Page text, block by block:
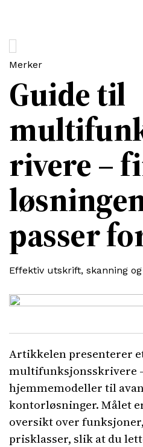
Guide til
rivere –
passer
Effektiv utskrift, skanning
Merker
Artikkelen presenterer
multifunksjonsskrivere
hjemmemodeller til
kontorløsninger. Målet
oversikt over
prisklasser, slik at du